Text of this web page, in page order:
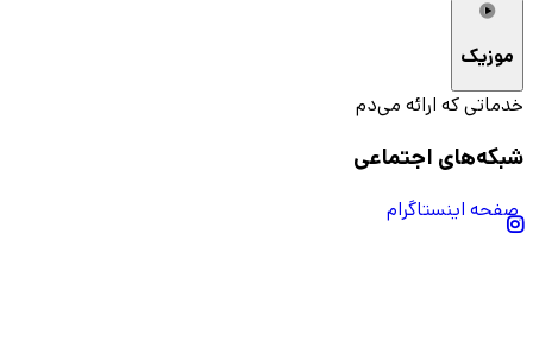
موزیک
خدماتی که ارائه می‌دم
شبکه‌های اجتماعی
صفحه اینستاگرام